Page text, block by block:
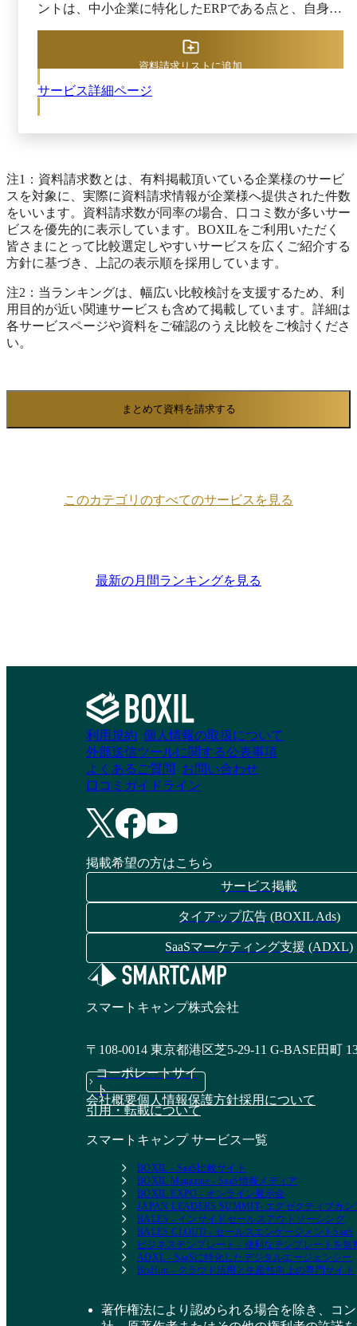
ントは、中小企業に特化したERPである点と、自身に
小企業に特化した統合型ERPソリューションです。販
売や購買、在庫、生産、会計といったそれぞれの業務
ービスで迅速な導入が可能であり、リアルタイムデー
力項目を削除したり、入力順を入れ替えたりなども行
えます。
サービス詳細ページ
資料請求リストに追加
注1：資料請求数とは、有料掲載頂いている企業様のサービ
スを対象に、実際に資料請求情報が企業様へ提供された件数
をいいます。資料請求数が同率の場合、口コミ数が多いサー
ビスを優先的に表示しています。BOXILをご利用いただく
皆さまにとって比較選定しやすいサービスを広くご紹介する
方針に基づき、上記の表示順を採用しています。
注2：当ランキングは、幅広い比較検討を支援するため、利
用目的が近い関連サービスも含めて掲載しています。詳細は
各サービスページや資料をご確認のうえ比較をご検討くださ
い。
まとめて資料を請求する
このカテゴリのすべてのサービスを見る
最新の月間ランキングを見る
利用規約 個人情報の取扱について
外部送信ツールに関する公表事項
よくあるご質問
お問い合わせ
口コミガイドライン
掲載希望の方はこちら
サービス掲載
タイアップ広告 (BOXIL Ads)
SaaSマーケティング支援 (ADXL)
スマートキャンプ株式会社
〒108-0014 東京都港区芝5-29-11 G-BASE田町
コーポレートサイ
ト
会社概要個人情報保護方針採用について
引用・転載について
スマートキャンプ サービス一覧
BOXIL - SaaS比較サイト
BOXIL Magazine - SaaS情報メディア
BOXIL EXPO - オンライン展示会
JAPAN LEADERS SUMMIT- エグゼクティブカン
BALES - インサイドセールスアウトソーシング
BALES CLOUD - セールスエンゲージメントSaaS
ビジネステンプレート - 便利なテンプレートを無
ADXL - SaaSに特化したデジタルエージェンシー
BizHint - クラウド活用と生産性向上の専門サイト
著作権法により認められる場合を除き、コ